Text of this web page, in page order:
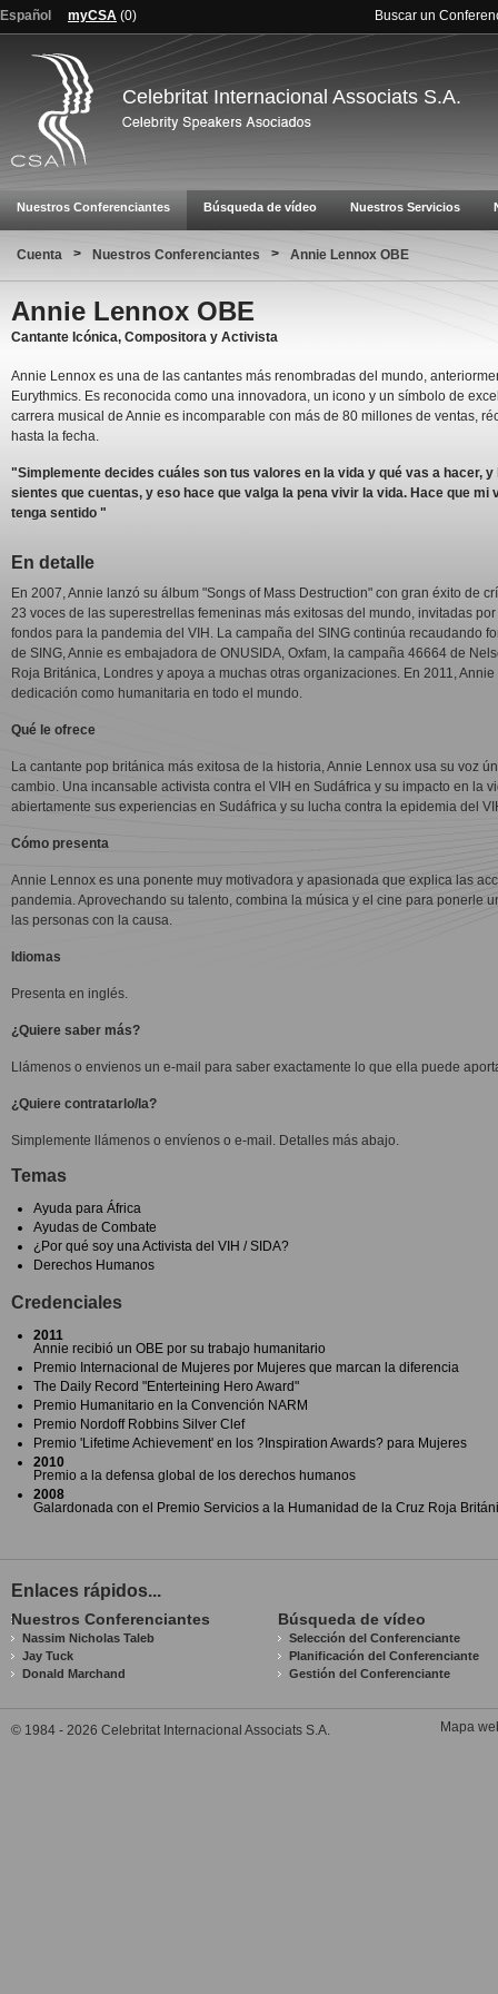
Español myCSA (0) Buscar un
Celebritat Internacional Associats S.A.
Nuestros Conferenciantes Búsqueda de vídeo Nuestros Servicios
Cuenta > Nuestros Conferenciantes > Annie Lennox OBE
Annie Lennox OBE
Cantante Icónica, Compositora y Activista
Annie Lennox es una de las cantantes más renombradas del mundo,
Eurythmics. Es reconocida como una innovadora, un icono y un símbolo de
carrera musical de Annie es incomparable con más de 80 millones de ventas,
hasta la fecha.
"Simplemente decides cuáles son tus valores en la vida y qué vas a hacer, y
sientes que cuentas, y eso hace que valga la pena vivir la vida. Hace que mi
tenga sentido "
En detalle
En 2007, Annie lanzó su álbum "Songs of Mass Destruction" con gran éxito de
23 voces de las superestrellas femeninas más exitosas del mundo, invitadas
fondos para la pandemia del VIH. La campaña del SING continúa recaudando
de SING, Annie es embajadora de ONUSIDA, Oxfam, la campaña 46664 de
Roja Británica, Londres y apoya a muchas otras organizaciones. En 2011,
dedicación como humanitaria en todo el mundo.
Qué le ofrece
La cantante pop británica más exitosa de la historia, Annie Lennox usa su voz
cambio. Una incansable activista contra el VIH en Sudáfrica y su impacto en la
abiertamente sus experiencias en Sudáfrica y su lucha contra la epidemia del
Cómo presenta
Annie Lennox es una ponente muy motivadora y apasionada que explica las
pandemia. Aprovechando su talento, combina la música y el cine para ponerle
las personas con la causa.
Idiomas
Presenta en inglés.
¿Quiere saber más?
Llámenos o envienos un e-mail para saber exactamente lo que ella puede
¿Quiere contratarlo/la?
Simplemente llámenos o envíenos o e-mail. Detalles más abajo.
Temas
Ayuda para África
Ayudas de Combate
¿Por qué soy una Activista del VIH / SIDA?
Derechos Humanos
Credenciales
2011
Annie recibió un OBE por su trabajo humanitario
Premio Internacional de Mujeres por Mujeres que marcan la diferencia
The Daily Record "Enterteining Hero Award"
Premio Humanitario en la Convención NARM
Premio Nordoff Robbins Silver Clef
Premio 'Lifetime Achievement' en los ?Inspiration Awards? para Mujeres
2010
Premio a la defensa global de los derechos humanos
2008
Galardonada con el Premio Servicios a la Humanidad de la Cruz Roja
Enlaces rápidos...
Nuestros Conferenciantes
Nassim Nicholas Taleb
Jay Tuck
Donald Marchand
Búsqueda de vídeo
Selección del Conferenciante
Planificación del Conferenciante
Gestión del Conferenciante
© 1984 - 2026 Celebritat Internacional Associats S.A. Mapa